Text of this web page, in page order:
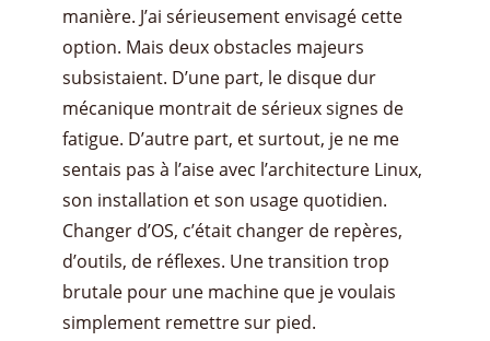
manière. J’ai sérieusement envisagé cette
option. Mais deux obstacles majeurs
subsistaient. D’une part, le disque dur
mécanique montrait de sérieux signes de
fatigue. D’autre part, et surtout, je ne me
sentais pas à l’aise avec l’architecture Linux,
son installation et son usage quotidien.
Changer d’OS, c’était changer de repères,
d’outils, de réflexes. Une transition trop
brutale pour une machine que je voulais
simplement remettre sur pied.